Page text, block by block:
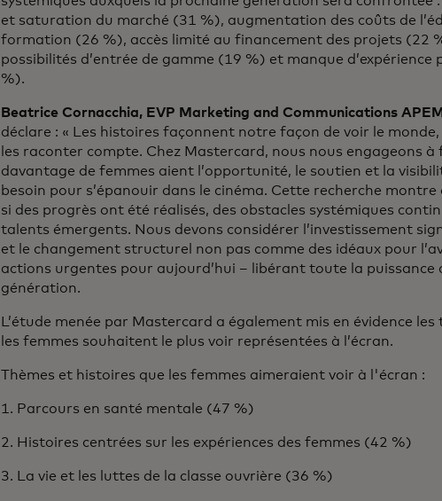
et saturation du marché (31 %), augmentation des coûts de
formation (26 %), accès limité au financement des projets (22
possibilités d’entrée de gamme (19 %) et manque d’expérience
%).
Beatrice Cornacchia, EVP Marketing and Communications
déclare : « Les histoires façonnent notre façon de voir le
les raconter compte. Chez Mastercard, nous nous engageons à
davantage de femmes aient l’opportunité, le soutien et la
besoin pour s’épanouir dans le cinéma. Cette recherche
si des progrès ont été réalisés, des obstacles systémiques
talents émergents. Nous devons considérer l’investissement
et le changement structurel non pas comme des idéaux pour
actions urgentes pour aujourd’hui – libérant toute la puissance
génération.
L’étude menée par Mastercard a également mis en évidence les
les femmes souhaitent le plus voir représentées à l’écran.
Thèmes et histoires que les femmes aimeraient voir à l'écran :
1. Parcours en santé mentale (47 %)
2. Histoires centrées sur les expériences des femmes (42 %)
3. La vie et les luttes de la classe ouvrière (36 %)